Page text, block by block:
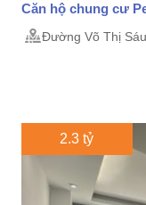
Căn hộ chung cư
Đường Võ Thị
2.3 tỷ